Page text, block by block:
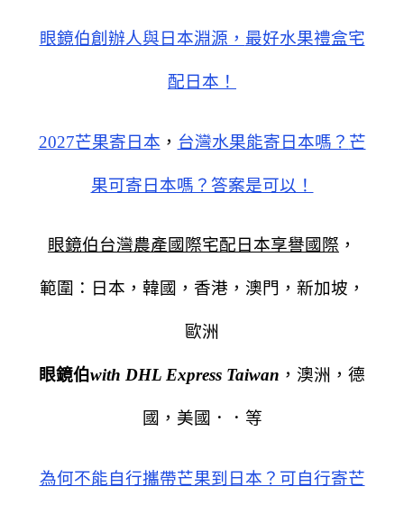
眼鏡伯創辦人與日本淵源， 最好水果禮盒宅
配日本！
2027芒果寄日本 ， 台灣水果能寄日本嗎？ 芒
果可寄日本嗎？答案是可以！
眼鏡伯台灣農產國際宅配日本享譽國際 ，
範圍：日本，韓國，香港，澳門，新加坡，
歐洲
眼鏡伯with DHL Express Taiwan ，澳洲，德
國，美國．．等
為何不能自行攜帶芒果到日本？可自行寄芒